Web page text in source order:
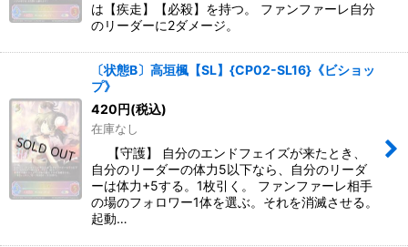
は【疾走】【必殺】を持つ。 ファンファーレ自分
のリーダーに2ダメージ。
〔状態B〕高垣楓【SL】{CP02-SL16}《ビショッ
プ》
420円(税込)
在庫なし
【守護】 自分のエンドフェイズが来たとき、
自分のリーダーの体力5以下なら、自分のリーダ
ーは体力+5する。1枚引く。 ファンファーレ相手
の場のフォロワー1体を選ぶ。それを消滅させる。
起動…